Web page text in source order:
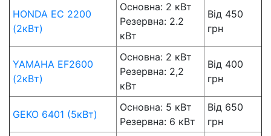
HONDA EC 2200
(2кВт)
Основна: 2 кВт
Резервна: 2.2
кВт
Від 450
грн
YAMAHA EF2600
(2кВт)
Основна: 2 кВт
Резервна: 2,2
кВт
Від 400
грн
GEKO 6401 (5кВт)
Основна: 5 кВт
Резервна: 6 кВт
Від 650
грн